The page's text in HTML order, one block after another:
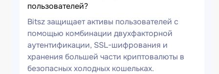
пользователей?
Bitsz защищает активы пользователей с
помощью комбинации двухфакторной
аутентификации, SSL-шифрования и
хранения большей части криптовалюты в
безопасных холодных кошельках.